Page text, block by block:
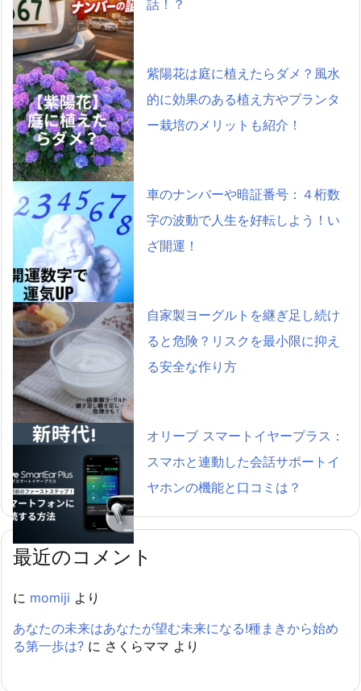
話！？
紫陽花は庭に植えたらダメ？風水
的に効果のある植え方やプランタ
ー栽培のメリットも紹介！
車のナンバーや暗証番号：４桁数
字の波動で人生を好転しよう！い
ざ開運！
自家製ヨーグルトを継ぎ足し続け
ると危険？リスクを最小限に抑え
る安全な作り方
オリーブ スマートイヤープラス：
スマホと連動した会話サポートイ
ヤホンの機能と口コミは？
最近のコメント
に momiji より
あなたの未来はあなたが望む未来になる!種まきから始め
る第一歩は? に さくらママ より